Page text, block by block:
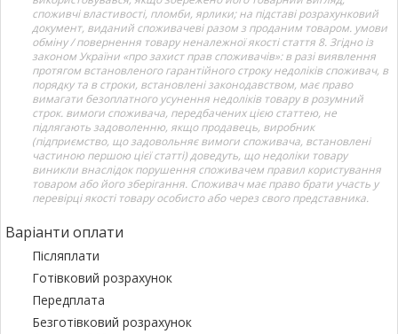
споживчі властивості, пломби, ярлики; на підставі розрахунковий
документ, виданий споживачеві разом з проданим товаром. умови
обміну / повернення товару неналежної якості стаття 8. Згідно із
законом України «про захист прав споживачів»: в разі виявлення
протягом встановленого гарантійного строку недоліків споживач, в
порядку та в строки, встановлені законодавством, має право
вимагати безоплатного усунення недоліків товару в розумний
строк. вимоги споживача, передбачених цією статтею, не
підлягають задоволенню, якщо продавець, виробник
(підприємство, що задовольняє вимоги споживача, встановлені
частиною першою цієї статті) доведуть, що недоліки товару
виникли внаслідок порушення споживачем правил користування
товаром або його зберігання. Споживач має право брати участь у
перевірці якості товару особисто або через свого представника.
Варіанти оплати
Післяплати
Готівковий розрахунок
Передплата
Безготівковий розрахунок